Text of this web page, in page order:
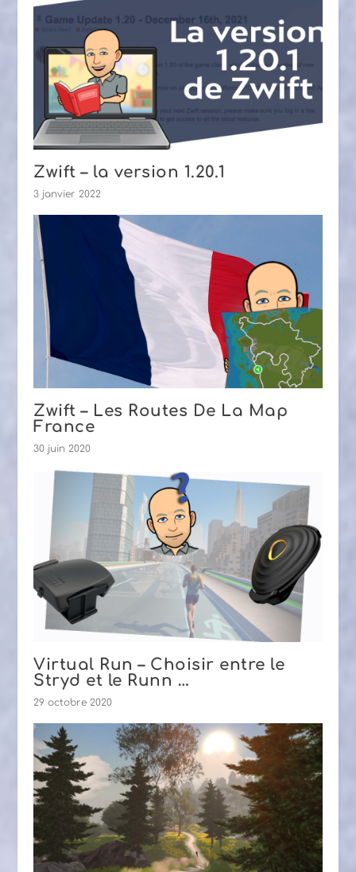
Zwift – la version 1.20.1
3 janvier 2022
Zwift – Les Routes De La Map
France
30 juin 2020
Virtual Run – Choisir entre le
Stryd et le Runn …
29 octobre 2020